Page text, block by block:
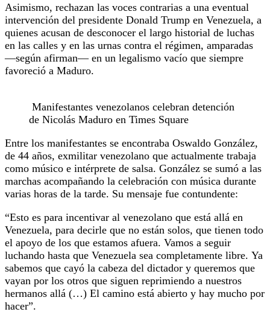
Asimismo, rechazan las voces contrarias a una eventual
intervención del presidente Donald Trump en Venezuela, a
quienes acusan de desconocer el largo historial de luchas
en las calles y en las urnas contra el régimen, amparadas
—según afirman— en un legalismo vacío que siempre
favoreció a Maduro.
Manifestantes venezolanos celebran detención
de Nicolás Maduro en Times Square
Entre los manifestantes se encontraba Oswaldo González,
de 44 años, exmilitar venezolano que actualmente trabaja
como músico e intérprete de salsa. González se sumó a las
marchas acompañando la celebración con música durante
varias horas de la tarde. Su mensaje fue contundente:
“Esto es para incentivar al venezolano que está allá en
Venezuela, para decirle que no están solos, que tienen todo
el apoyo de los que estamos afuera. Vamos a seguir
luchando hasta que Venezuela sea completamente libre. Ya
sabemos que cayó la cabeza del dictador y queremos que
vayan por los otros que siguen reprimiendo a nuestros
hermanos allá (…) El camino está abierto y hay mucho por
hacer”.